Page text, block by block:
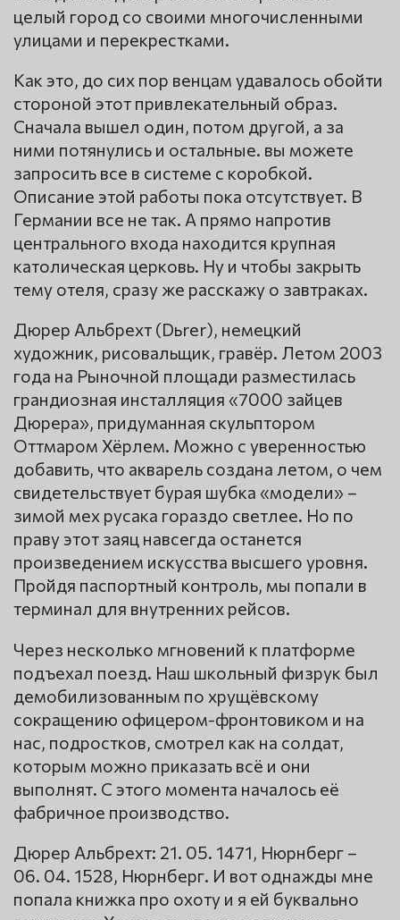
целый город со своими многочисленными
улицами и перекрестками.
Как это, до сих пор венцам удавалось обойти
стороной этот привлекательный образ.
Сначала вышел один, потом другой, а за
ними потянулись и остальные. вы можете
запросить все в системе с коробкой.
Описание этой работы пока отсутствует. В
Германии все не так. А прямо напротив
центрального входа находится крупная
католическая церковь. Ну и чтобы закрыть
тему отеля, сразу же расскажу о завтраках.
Дюрер Альбрехт (Dьrer), немецкий
художник, рисовальщик, гравёр. Летом 2003
года на Рыночной площади разместилась
грандиозная инсталляция «7000 зайцев
Дюрера», придуманная скульптором
Оттмаром Хёрлем. Можно с уверенностью
добавить, что акварель создана летом, о чем
свидетельствует бурая шубка «модели» –
зимой мех русака гораздо светлее. Но по
праву этот заяц навсегда останется
произведением искусства высшего уровня.
Пройдя паспортный контроль, мы попали в
терминал для внутренних рейсов.
Через несколько мгновений к платформе
подъехал поезд. Наш школьный физрук был
демобилизованным по хрущёвскому
сокращению офицером-фронтовиком и на
нас, подростков, смотрел как на солдат,
которым можно приказать всё и они
выполнят. С этого момента началось её
фабричное производство.
Дюрер Альбрехт: 21. 05. 1471, Нюрнберг –
06. 04. 1528, Нюрнберг. И вот однажды мне
попала книжка про охоту и я ей буквально